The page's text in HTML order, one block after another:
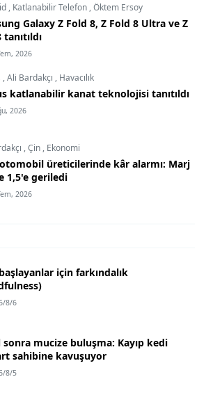
, Katlanabilir Telefon ,Öktem Ersoy
Galaxy Z Fold 8, Z Fold 8 Ultra ve Z
2026
,Ali Bardakçı , Havacılık
katlanabilir kanat teknolojisi tanıtıldı
2026
,Çin , Ekonomi
üreticilerinde kâr alarmı: Marj
1,5'e geriledi
2026
için farkındalık
8/6
sonra mucize buluşma: Kayıp kedi
sahibine kavuşuyor
8/5